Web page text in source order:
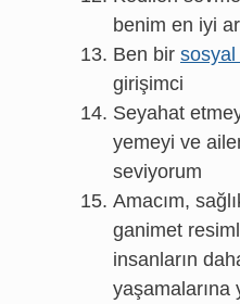
benim en iyi
Ben bir
girişimci
Seyahat
yemeyi ve
seviyorum
Amacım,
ganimet
insanların
yaşamalarına